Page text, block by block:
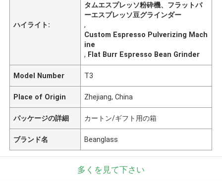
ハイライト:
タムエスプレッソ粉砕機、フラットバ
ーエスプレッソ豆グラインダー
,
Custom Espresso Pulverizing Mach
ine
, Flat Burr Espresso Bean Grinder
Model Number T3
Place of Origin Zhejiang, China
パッケージの詳細 カートン/ギフト用の箱
ブランド名 Beanglass
多くを見て下さい